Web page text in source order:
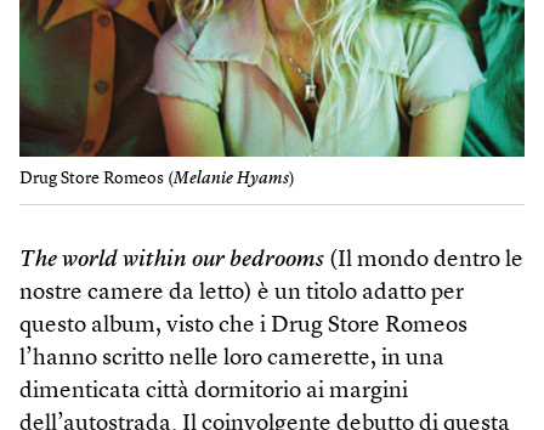
Drug Store Romeos (Melanie Hyams)
The world within our bedrooms (Il mondo dentro le
nostre camere da letto) è un titolo adatto per
questo album, visto che i Drug Store Romeos
l’hanno scritto nelle loro camerette, in una
dimenticata città dormitorio ai margini
dell’autostrada. Il coinvolgente debutto di questa